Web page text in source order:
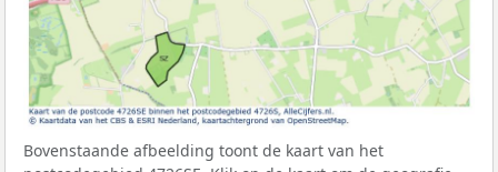
Bovenstaande afbeelding toont de kaart van het